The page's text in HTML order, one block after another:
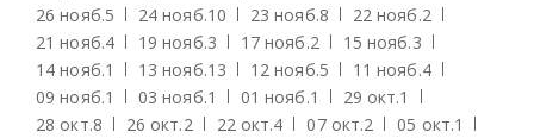
26 нояб.5 24 нояб.10 23 нояб.8 22 нояб.2
21 нояб.4 19 нояб.3 17 нояб.2 15 нояб.3
14 нояб.1 13 нояб.13 12 нояб.5 11 нояб.4
09 нояб.1 03 нояб.1 01 нояб.1 29 окт.1
28 окт.8 26 окт.2 22 окт.4 07 окт.2 05 окт.1